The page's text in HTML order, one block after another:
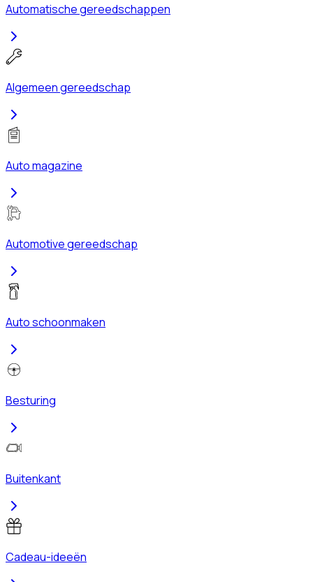
Automatische gereedschappen
Algemeen gereedschap
Auto magazine
Automotive gereedschap
Auto schoonmaken
Besturing
Buitenkant
Cadeau-ideeën